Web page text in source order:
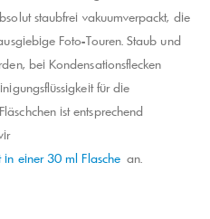
staubfrei vakuumverpackt, die
Foto-Touren. Staub und
bei Kondensationsflecken
für die
ist entsprechend
in einer 30 ml Flaschean.